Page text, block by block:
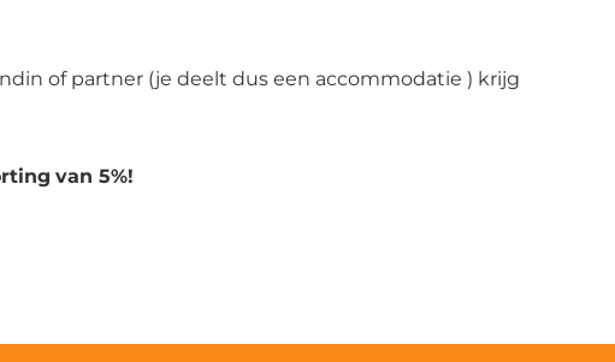
of partner (je deelt dus een accommodatie ) krijg
van 5%!